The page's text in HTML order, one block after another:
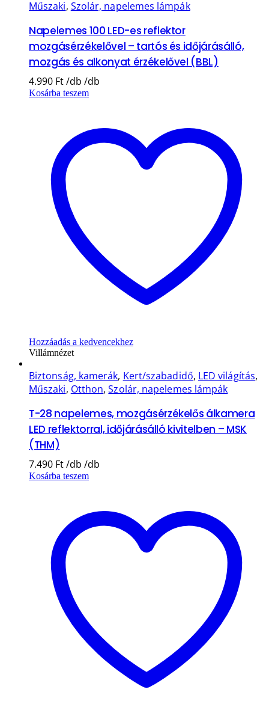
Műszaki, Szolár, napelemes lámpák
Napelemes 100 LED-es reflektor
mozgásérzékelővel – tartós és időjárásálló,
mozgás és alkonyat érzékelővel (BBL)
4.990 Ft
Kosárba teszem
Hozzáadás a kedvencekhez
Villámnézet
Biztonság, kamerák, Kert/szabadidő, LED világítás,
Műszaki, Otthon,Szolár, napelemes lámpák
T-28 napelemes, mozgásérzékelős álkamera
LED reflektorral, időjárásálló kivitelben – MSK
(THM)
7.490 Ft
Kosárba teszem